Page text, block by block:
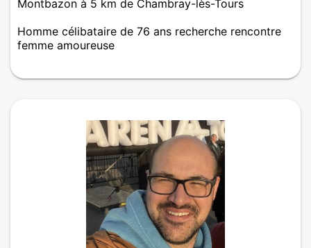
Montbazon à 5 km de Chambray-lès-Tours
Homme célibataire de 76 ans recherche rencontre
femme amoureuse